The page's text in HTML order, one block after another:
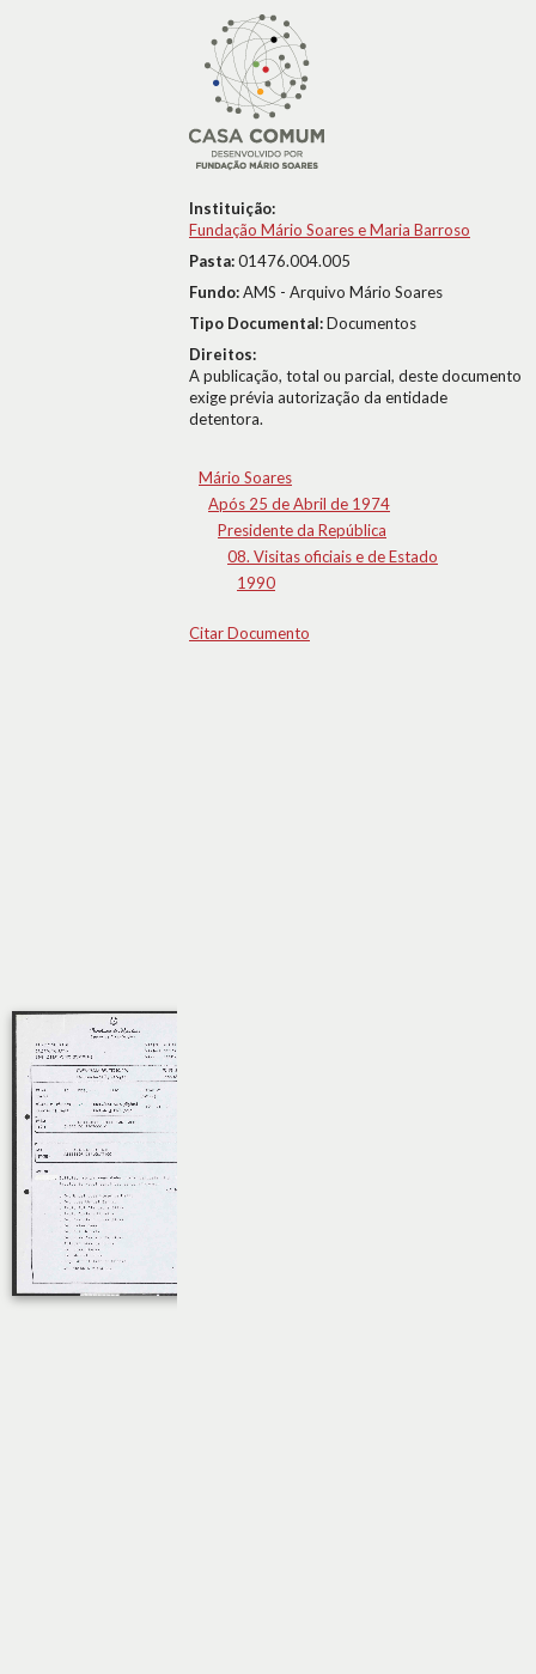
Instituição:
Fundação Mário Soares e Maria Barroso
Pasta:01476.004.005
Fundo:AMS - Arquivo Mário Soares
Tipo Documental:Documentos
Direitos:
A publicação, total ou parcial, deste documento
exige prévia autorização da entidade
detentora.
Mário Soares
Após 25 de Abril de 1974
Presidente da República
08. Visitas oficiais e de Estado
1990
Citar Documento